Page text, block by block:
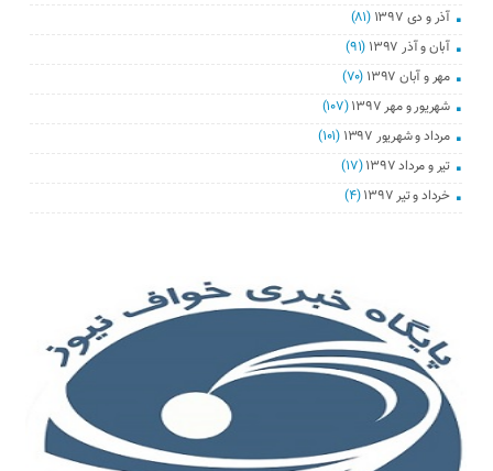
آذر و دی ۱۳۹۷
(۸۱)
آبان و آذر ۱۳۹۷
(۹۱)
مهر و آبان ۱۳۹۷
(۷۰)
شهریور و مهر ۱۳۹۷
(۱۰۷)
مرداد و شهریور ۱۳۹۷
(۱۰۱)
تیر و مرداد ۱۳۹۷
(۱۷)
خرداد و تیر ۱۳۹۷
(۴)